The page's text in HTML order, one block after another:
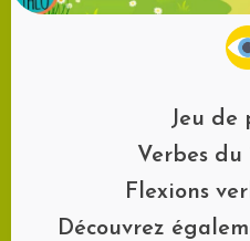
Jeu de
Verbes du
Flexions
Découvrez